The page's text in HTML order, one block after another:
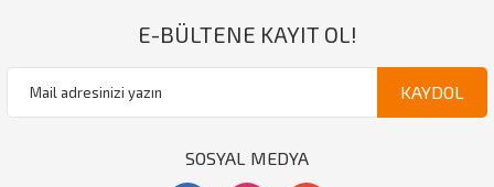
E-BÜLTENE KAYIT OL!
KAYDOL
SOSYAL MEDYA